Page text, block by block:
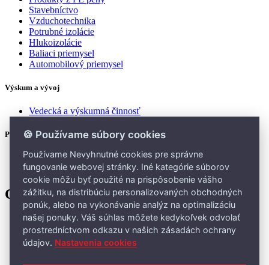
Stavebníctvo
Vzduchotechnika
Potrubné izolácie
Hlukoizolácie
Baliaci priemysel
Automobilový priemysel
Výskum a vývoj
Vedecká a výskumná činnosť
Predaj a servis ŠKODA
Autosalón Komárno
Nové vozidlá skladom
Copyright links
Úvodná stránka
Ochr. osobných údajov
Mapa stránky
🍪 Používame súbory cookies
Používame Nevyhnutné cookies pre správne
fungovanie webovej stránky. Iné kategórie súborov
cookie môžu byť použité na prispôsobenie vášho
zážitku, na distribúciu personalizovaných obchodných
ponúk, alebo na vykonávanie analýz na optimalizáciu
našej ponuky. Váš súhlas môžete kedykoľvek odvolať
prostredníctvom odkazu v našich zásadách ochrany
údajov. Nastavenia cookies